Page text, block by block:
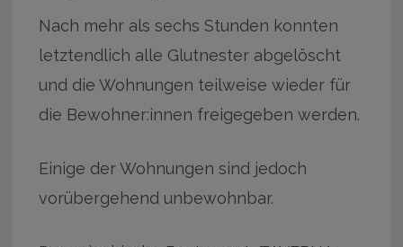
Nach mehr als sechs Stunden konnten
letztendlich alle Glutnester abgelöscht
und die Wohnungen teilweise wieder für
die Bewohner:innen freigegeben werden.
Einige der Wohnungen sind jedoch
vorübergehend unbewohnbar.